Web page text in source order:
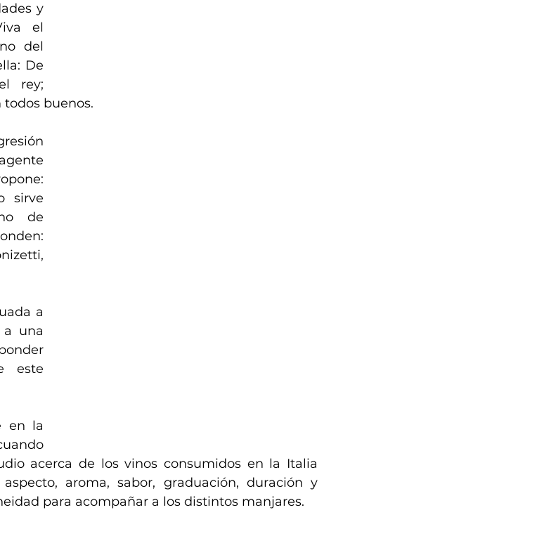
y
el
del
De
rey;
todos buenos.
sirve
de
a
a una
este
en la
acerca de los vinos consumidos en la Italia
aroma, sabor, graduación, duración y
para acompañar a los distintos manjares.